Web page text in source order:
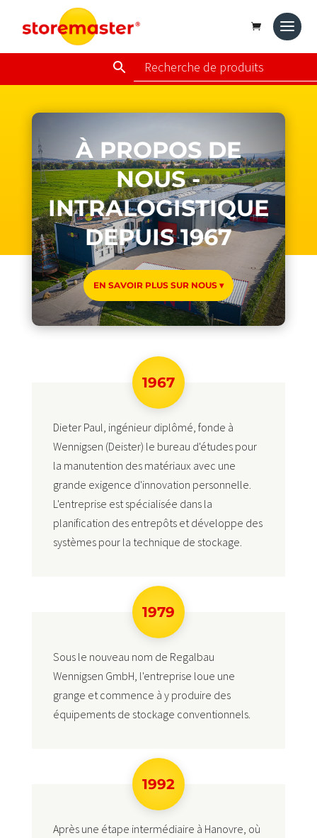
À PROPOS DE
NOUS -
INTRALOGISTIQUE
DEPUIS 1967
EN SAVOIR PLUS SUR NOUS ▾
1967
Dieter Paul, ingénieur diplômé, fonde à
Wennigsen (Deister) le bureau d'études pour
la manutention des matériaux avec une
grande exigence d'innovation personnelle.
L'entreprise est spécialisée dans la
planification des entrepôts et développe des
systèmes pour la technique de stockage.
1979
Sous le nouveau nom de Regalbau
Wennigsen GmbH, l'entreprise loue une
grange et commence à y produire des
équipements de stockage conventionnels.
1992
Après une étape intermédiaire à Hanovre, où